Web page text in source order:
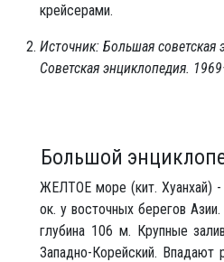
крейсерами.
Источник: Большая
Советская энциклопедия.
Большой
ЖЕЛТОЕ море (кит. Хуанхай) -
ок. у восточных берегов
глубина 106 м. Крупные
Западно-Корейский. Впадают